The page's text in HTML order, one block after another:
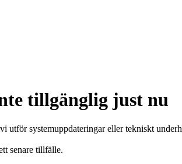
tillgänglig just nu
utför systemuppdateringar eller tekniskt
senare tillfälle.